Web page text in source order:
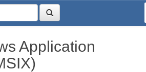
Application